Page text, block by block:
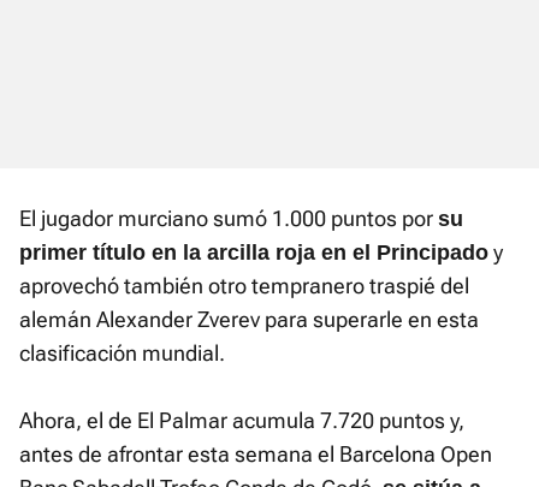
El jugador murciano sumó 1.000 puntos por su
primer título en la arcilla roja en el Principado y
aprovechó también otro tempranero traspié del
alemán Alexander Zverev para superarle en esta
clasificación mundial.
Ahora, el de El Palmar acumula 7.720 puntos y,
antes de afrontar esta semana el Barcelona Open